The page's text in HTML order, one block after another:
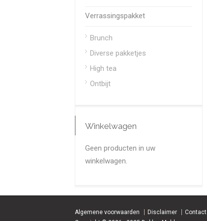
Verrassingspakket
Brunch
Diverse pakketjes
High tea
Ontbijt
Winkelwagen
Geen producten in uw
winkelwagen.
Algemene voorwaarden Disclaimer
Contact